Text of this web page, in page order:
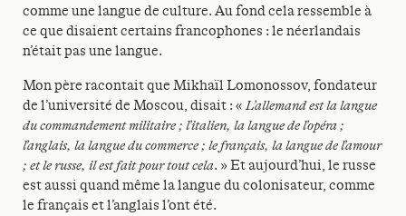
comme une langue de culture. Au fond cela ressemble à
ce que disaient certains francophones : le néerlandais
n’était pas une langue.
Mon père racontait que Mikhaïl Lomonossov, fondateur
de l’université de Moscou, disait : « L’allemand est la langue
du commandement militaire ; l’italien, la langue de l’opéra ;
l’anglais, la langue du commerce ; le français, la langue de l’amour
; et le russe, il est fait pour tout cela. » Et aujourd’hui, le russe
est aussi quand même la langue du colonisateur, comme
le français et l’anglais l’ont été.